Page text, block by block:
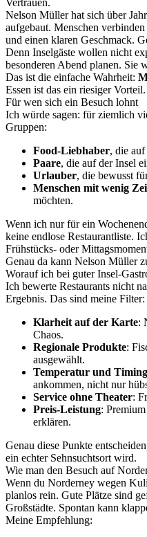
Vertrauen.
Nelson Müller hat sich über
aufgebaut. Menschen
und einen klaren Geschmack.
Denn Inselgäste wollen nicht
besonderen Abend planen. Sie
Das ist die einfache Wahrheit:
Essen ist das ein riesiger Vorteil.
Für wen sich ein Besuch lohnt
Ich würde sagen: für ziemlich
Gruppen:
Food-Liebhaber, die
Paare, die auf der Insel
Urlauber, die bewusst
Menschen mit wenig
möchten.
Wenn ich nur für ein
keine endlose Restaurantliste.
Frühstücks- oder
Genau da kann Nelson Müller
Worauf ich bei guter Insel-
Ich bewerte Restaurants nicht
Ergebnis. Das sind meine Filter:
Klarheit auf der Karte:
Chaos.
Regionale Produkte:
ausgewählt.
Temperatur und Timing
ankommen, nicht nur
Service ohne Theater:
Preis-Leistung:
erklären.
Genau diese Punkte
ein echter Sehnsuchtsort wird.
Wie man den Besuch auf
Wenn du Norderney wegen
planlos rein. Gute Plätze sind
Großstädte. Spontan kann
Meine Empfehlung: